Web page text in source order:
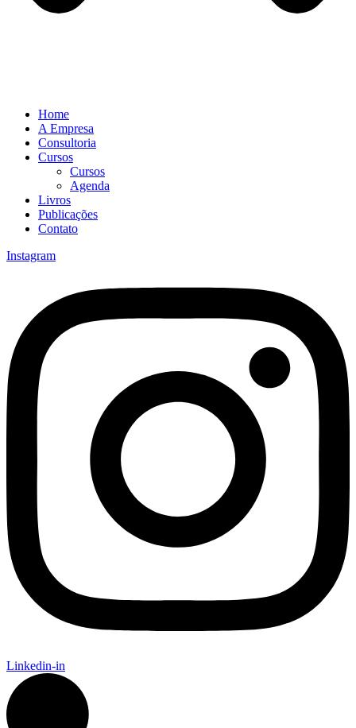
Home
A Empresa
Consultoria
Cursos
Cursos
Agenda
Livros
Publicações
Contato
Instagram
Linkedin-in